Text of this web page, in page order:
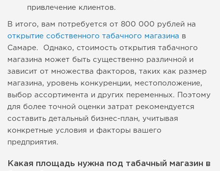
привлечение клиентов.
В итого, вам потребуется от 800 000 рублей на
открытие собственного табачного магазина в
Самаре. Однако, стоимость открытия табачного
магазина может быть существенно различной и
зависит от множества факторов, таких как размер
магазина, уровень конкуренции, местоположение,
выбор ассортимента и других переменных. Поэтому
для более точной оценки затрат рекомендуется
составить детальный бизнес-план, учитывая
конкретные условия и факторы вашего
предприятия.
Какая площадь нужна под табачный магазин в